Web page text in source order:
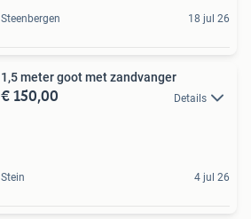
Steenbergen 18 jul 26
1,5 meter goot met zandvanger
€ 150,00 Details
Stein 4 jul 26